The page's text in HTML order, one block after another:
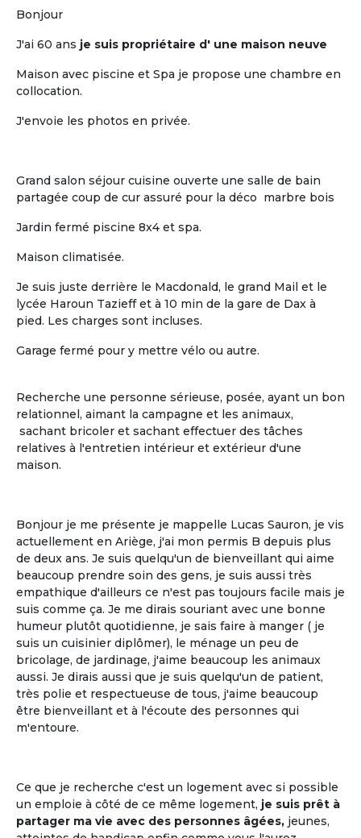
Bonjour
J'ai 60 ans je suis propriétaire d' une maison neuve
Maison avec piscine et Spa je propose une chambre en
collocation.
J'envoie les photos en privée.
Grand salon séjour cuisine ouverte une salle de bain
partagée coup de cur assuré pour la déco marbre bois
Jardin fermé piscine 8x4 et spa.
Maison climatisée.
Je suis juste derrière le Macdonald, le grand Mail et le
lycée Haroun Tazieff et à 10 min de la gare de Dax à
pied. Les charges sont incluses.
Garage fermé pour y mettre vélo ou autre.
Recherche une personne sérieuse, posée, ayant un bon
relationnel, aimant la campagne et les animaux,
sachant bricoler et sachant effectuer des tâches
relatives à l'entretien intérieur et extérieur d'une
maison.
Bonjour je me présente je mappelle Lucas Sauron, je vis
actuellement en Ariège, j'ai mon permis B depuis plus
de deux ans. Je suis quelqu'un de bienveillant qui aime
beaucoup prendre soin des gens, je suis aussi très
empathique d'ailleurs ce n'est pas toujours facile mais je
suis comme ça. Je me dirais souriant avec une bonne
humeur plutôt quotidienne, je sais faire à manger ( je
suis un cuisinier diplômer), le ménage un peu de
bricolage, de jardinage, j'aime beaucoup les animaux
aussi. Je dirais aussi que je suis quelqu'un de patient,
très polie et respectueuse de tous, j'aime beaucoup
être bienveillant et à l'écoute des personnes qui
m'entoure.
Ce que je recherche c'est un logement avec si possible
un emploie à côté de ce même logement, je suis prêt à
partager ma vie avec des personnes âgées, jeunes,
pour retraités
L'humain
sein d'un habitat groupé à taille
La gestion libre
Le partage